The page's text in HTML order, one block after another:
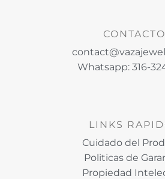
CONTACTO
Whatsapp: 316-
LINKS
Cuidado del
Politicas de
Propiedad